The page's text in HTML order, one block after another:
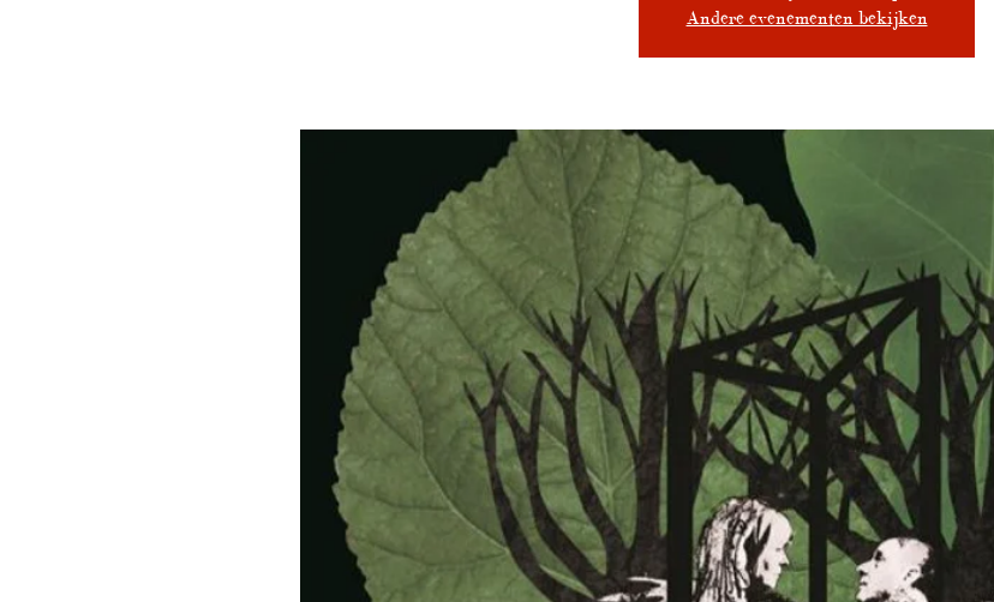
Andere evenementen bekijken